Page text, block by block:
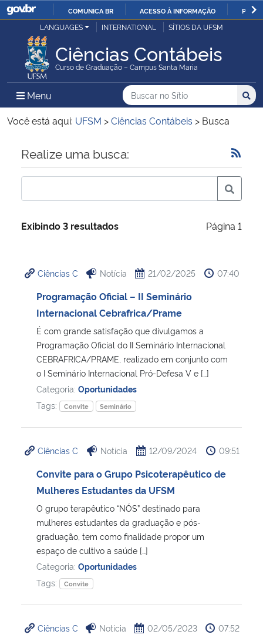
IR
O
COMUNICA BR ACESSO À INFORMAÇÃO
Ministério da Justiça e Segurança Pública
Ministério da Defesa
Ministério das Relações Exteriores
Ministério da Economia
Ministério da Infraestrutura
Ministério da Cidadania
Ministério da Saúde
Ministério de Minas e Energia
Ministério da Ciência, Tecnologia, Inovações e Comunicações
Ministério do Meio Ambiente
Ministério do Turismo
Controladoria-Geral da União
Ministério da Mulher, da Família e dos Direitos Humanos
Secretaria-Geral
Secretaria de Governo
LANGUAGES INTERNATIONAL SÍTIOS DA UFSM
Ciências Contábeis
Curso de Graduação – Campus Santa Maria
Menu Menu Principal do Sítio
Busca
Buscar no no Sítio
Busca:
Você está aqui: UFSM >Ciências Contábeis > Busca
Início do conteúdo
Realize uma busca:
Exibindo 3 resultados Página 1
Ciências C Notícia 21/02/2025 07:40
Programação Oficial – II Seminário
Internacional Cebrafrica/Prame
É com grande satisfação que divulgamos a
Programação Oficial do II Seminário Internacional
CEBRAFRICA/PRAME, realizado em conjunto com
o I Seminário Internacional Pró-Defesa V e […]
Categoria: Oportunidades
Tags:
Convite Seminário
Ciências C Notícia 12/09/2024 09:51
Convite para o Grupo Psicoterapêutico de
Mulheres Estudantes da UFSM
O grupo terapêutico “NÓS” destinado para
mulheres estudantes da graduação e pós-
graduação, tem como finalidade propor um
espaço de cultivo a saúde […]
Categoria: Oportunidades
Tags:
Convite
Ciências C Notícia 02/05/2023 07:52